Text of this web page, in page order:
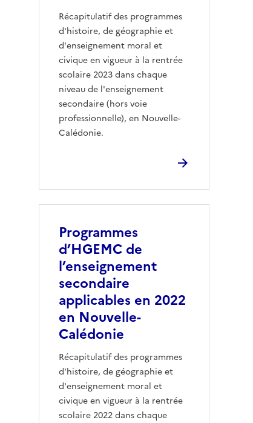
Récapitulatif des programmes
d'histoire, de géographie et
d'enseignement moral et
civique en vigueur à la rentrée
scolaire 2023 dans chaque
niveau de l'enseignement
secondaire (hors voie
professionnelle), en Nouvelle-
Calédonie.
Programmes
d’HGEMC de
l’enseignement
secondaire
applicables en 2022
en Nouvelle-
Calédonie
Récapitulatif des programmes
d'histoire, de géographie et
d'enseignement moral et
civique en vigueur à la rentrée
scolaire 2022 dans chaque